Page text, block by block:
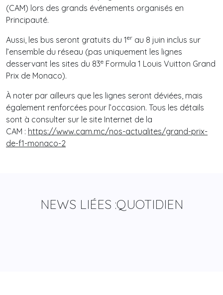
(CAM) lors des grands événements organisés en
Principauté.
Aussi, les bus seront gratuits du 1er au 8 juin inclus sur
l’ensemble du réseau (pas uniquement les lignes
desservant les sites du 83e Formula 1 Louis Vuitton Grand
Prix de Monaco).
À noter par ailleurs que les lignes seront déviées, mais
également renforcées pour l’occasion. Tous les détails
sont à consulter sur le site Internet de la
CAM : https://www.cam.mc/nos-actualites/grand-prix-
de-f1-monaco-2
NEWS LIÉES :QUOTIDIEN